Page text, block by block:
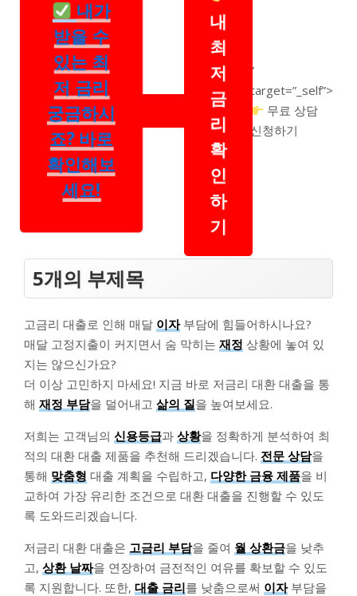
내가
받을 수
있는 최
저 금리
궁금하시
죠? 바로
확인해보
세요!
내
최
저
금
리
확
인
하
기
”
target=”_self”>
무료 상담
신청하기
5개의 부제목
고금리 대출로 인해 매달 이자부담에 힘들어하시나요?
매달 고정지출이 커지면서 숨 막히는 재정 상황에 놓여 있
지는 않으신가요?
더 이상 고민하지 마세요! 지금 바로 저금리 대환 대출을 통
해 재정 부담을 덜어내고 삶의 질을 높여보세요.
저희는 고객님의 신용등급과 상황을 정확하게 분석하여 최
적의 대환 대출 제품을 추천해 드리겠습니다. 전문 상담을
통해 맞춤형 대출 계획을 수립하고, 다양한 금융 제품을 비
교하여 가장 유리한 조건으로 대환 대출을 진행할 수 있도
록 도와드리겠습니다.
저금리 대환 대출은 고금리 부담을 줄여 월 상환금을 낮추
고, 상환 날짜을 연장하여 금전적인 여유를 확보할 수 있도
록 지원합니다. 또한, 대출 금리를 낮춤으로써 이자부담을